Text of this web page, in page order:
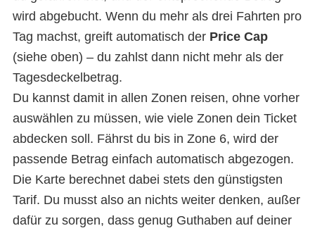
wird abgebucht. Wenn du mehr als drei Fahrten pro
Tag machst, greift automatisch der Price Cap
(siehe oben) – du zahlst dann nicht mehr als der
Tagesdeckelbetrag.
Du kannst damit in allen Zonen reisen, ohne vorher
auswählen zu müssen, wie viele Zonen dein Ticket
abdecken soll. Fährst du bis in Zone 6, wird der
passende Betrag einfach automatisch abgezogen.
Die Karte berechnet dabei stets den günstigsten
Tarif. Du musst also an nichts weiter denken, außer
dafür zu sorgen, dass genug Guthaben auf deiner